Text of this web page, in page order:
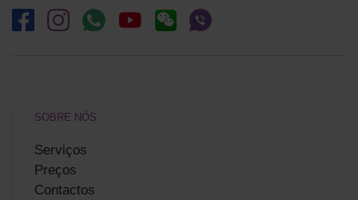
SOBRE NÓS
Serviços
Preços
Contactos